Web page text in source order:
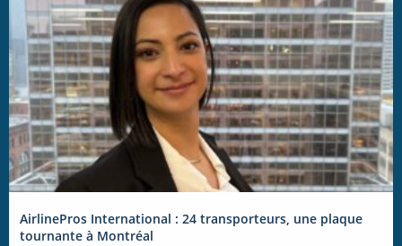
AirlinePros International : 24 transporteurs, une plaque
tournante à Montréal